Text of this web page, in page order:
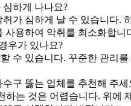
하게 나나요?
가 심하게 날 수 있습니다.
사용하여 악취를 최소화합니
우가 있나요?
수 있습니다. 꾸준한 관리를
구 뚫는 업체를 추천해 주세
하는 것은 어렵습니다. 위에